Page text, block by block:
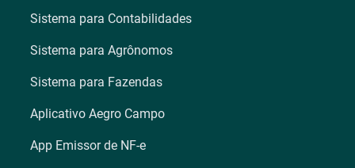
Sistema para Contabilidades
Sistema para Agrônomos
Sistema para Fazendas
Aplicativo Aegro Campo
App Emissor de NF-e